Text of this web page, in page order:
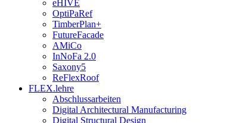
eHIVE
OptiPaRef
TimberPlan+
FutureFacade
AMiCo
InNoFa 2.0
Saxony5
ReFlexRoof
FLEX.lehre
Abschlussarbeiten
Digital Architectural Manufacturing
Digital Structural Design